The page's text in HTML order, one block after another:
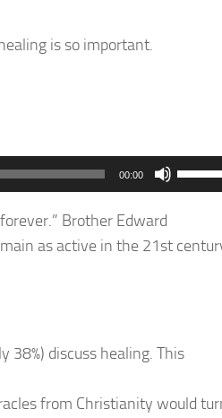
is so important.
00:00
Use
Up/
keys
Brother Edward
as active in the 21st
38%) discuss healing. This
from Christianity would